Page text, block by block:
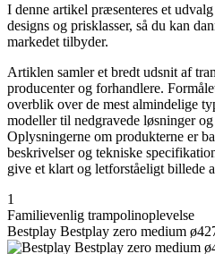
I denne artikel præsenteres et
designs og prisklasser, så du kan
markedet tilbyder.
Artiklen samler et bredt udsnit af
producenter og forhandlere.
overblik over de mest almindelige
modeller til nedgravede løsninger
Oplysningerne om produkterne er
beskrivelser og tekniske
give et klart og letforståeligt billede
1
Familievenlig trampolinoplevelse
Bestplay Bestplay zero medium